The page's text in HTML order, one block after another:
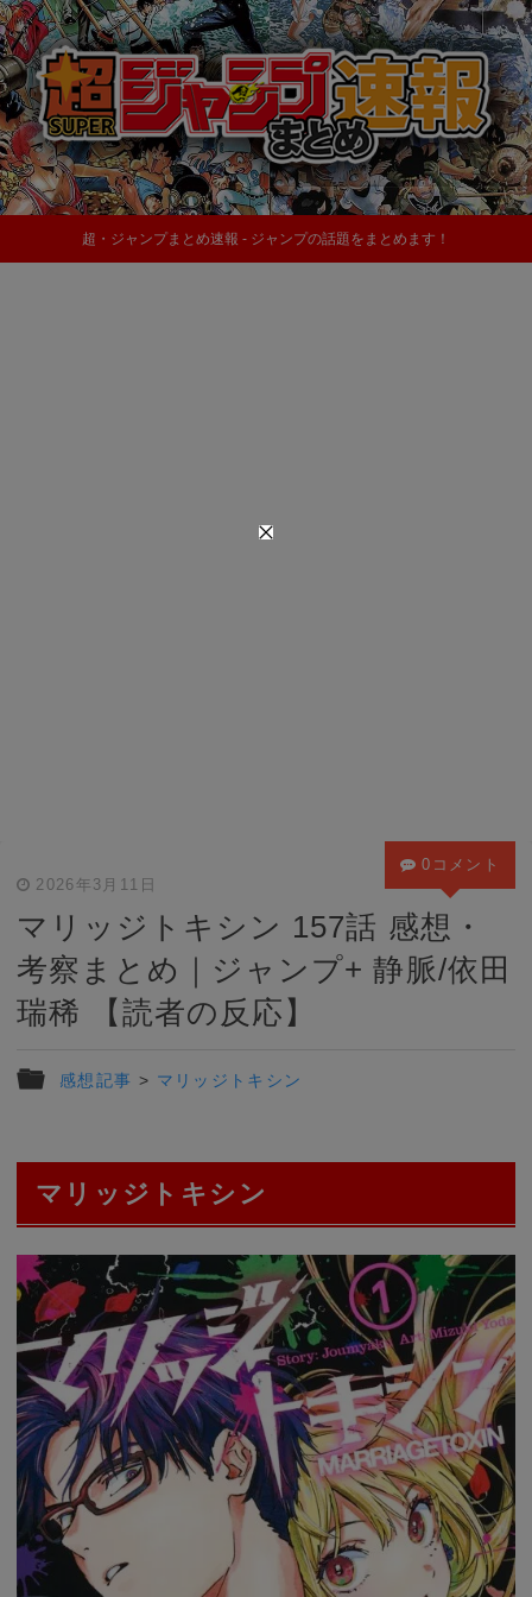
超・ジャンプまとめ速報 - ジャンプの話題をまとめます！
2026年3月11日
マリッジトキシン 157話 感想・
考察まとめ｜ジャンプ+ 静脈/依田
瑞稀 【読者の反応】
感想記事 > マリッジトキシン
0コメント
マリッジトキシン